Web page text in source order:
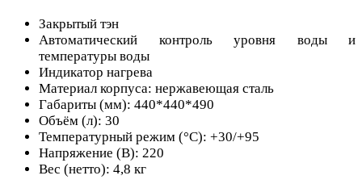
Закрытый тэн
Автоматический контроль уровня воды и
температуры воды
Индикатор нагрева
Материал корпуса: нержавеющая сталь
Габариты (мм): 440*440*490
Объём (л): 30
Температурный режим (°С): +30/+95
Напряжение (В): 220
Вес (нетто): 4,8 кг